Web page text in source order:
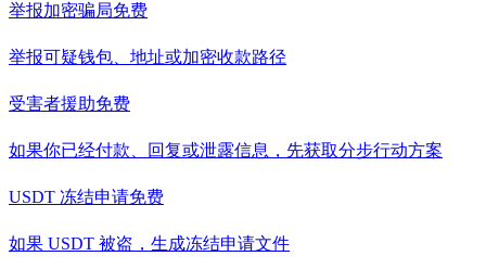
举报加密骗局免费
举报可疑钱包、地址或加密收款路径
受害者援助免费
如果你已经付款、回复或泄露信息，先获取分步行动方案
USDT 冻结申请免费
如果 USDT 被盗，生成冻结申请文件